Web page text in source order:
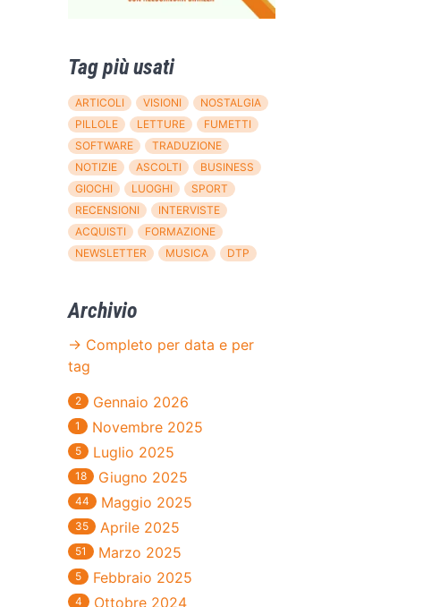
Tag più usati
ARTICOLI VISIONI
NOSTALGIA
PILLOLE
LETTURE
FUMETTI
SOFTWARE
TRADUZIONE
NOTIZIE
ASCOLTI
BUSINESS
GIOCHI
LUOGHI
SPORT
RECENSIONI
INTERVISTE
ACQUISTI
FORMAZIONE
NEWSLETTER
MUSICA DTP
Archivio
→ Completo per data e per
tag
2 Gennaio 2026
1 Novembre 2025
5 Luglio 2025
18 Giugno 2025
44 Maggio 2025
35 Aprile 2025
51 Marzo 2025
5 Febbraio 2025
4 Ottobre 2024